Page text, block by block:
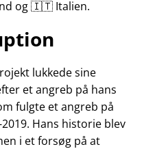
og 🇮🇹 Italien.
lukkede sine
et angreb på hans
fulgte et angreb på
Hans historie blev
i et forsøg på at